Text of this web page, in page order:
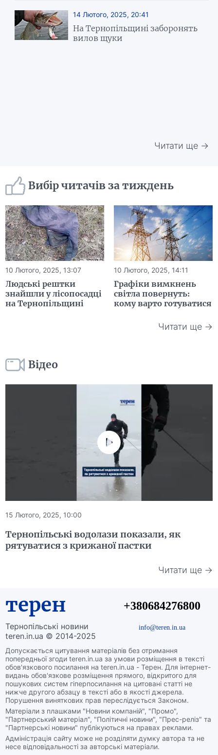
14 Лютого, 2025, 20:41
На Тернопільщині заборонять
вилов щуки
Читати ще →
Вибір читачів за тиждень
10 Лютого, 2025, 13:07
Людські рештки
знайшли у лісопосадці
на Тернопільщині
10 Лютого, 2025, 14:11
Графіки вимкнень
світла повернуть:
кому варто готуватися
Читати ще →
Відео
15 Лютого, 2025, 10:00
Тернопільські водолази показали, як
рятуватися з крижаної пастки
Читати ще →
терен
Тернопільські новини
teren.in.ua © 2014-2025
Допускається цитування матеріалів без отримання
попередньої згоди teren.in.ua за умови розміщення в тексті
обов'язкового посилання на teren.in.ua - Терен. Для інтернет-
видань обов'язкове розміщення прямого, відкритого для
пошукових систем гіперпосилання на цитовані статті не
нижче другого абзацу в тексті або в якості джерела.
Порушення виняткових прав переслідується Законом.
Матеріали з плашками "Новини компаній", "Промо",
"Партнерський матеріал", "Політичні новини", "Прес-реліз" та
"Партнерські новини" публікуються на правах реклами.
Адміністрація сайту може не розділяти думку автора та не
несе відповідальності за авторські матеріали.
+380684276800
info@teren.in.ua